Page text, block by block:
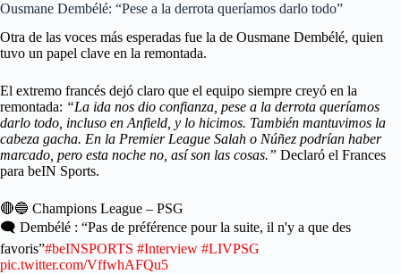
Ousmane Dembélé: “Pese a la derrota queríamos darlo todo”
Otra de las voces más esperadas fue la de Ousmane Dembélé, quien
tuvo un papel clave en la remontada.
El extremo francés dejó claro que el equipo siempre creyó en la
remontada: “La ida nos dio confianza, pese a la derrota queríamos
darlo todo, incluso en Anfield, y lo hicimos. También mantuvimos la
cabeza gacha. En la Premier League Salah o Núñez podrían haber
marcado, pero esta noche no, así son las cosas.” Declaró el Frances
para beIN Sports.
🔴🔵 Champions League – PSG
🗨️ Dembélé : “Pas de préférence pour la suite, il n'y a que des
favoris”#beINSPORTS #Interview #LIVPSG
pic.twitter.com/VffwhAFQu5